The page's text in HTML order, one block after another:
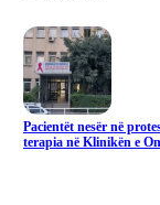
Pacientët nesër në
terapia në Klinikën e